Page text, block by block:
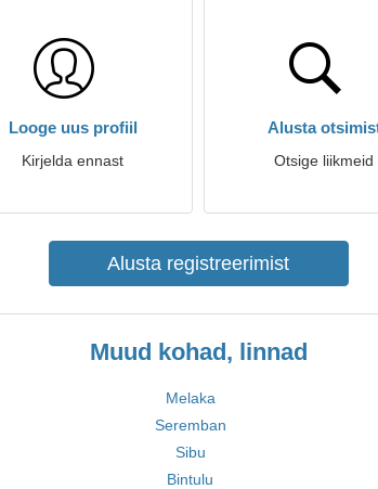
Looge uus profiil
Kirjelda ennast
Alusta
Otsige liikmeid
Alusta registreerimist
Muud kohad, linnad
Melaka
Seremban
Sibu
Bintulu